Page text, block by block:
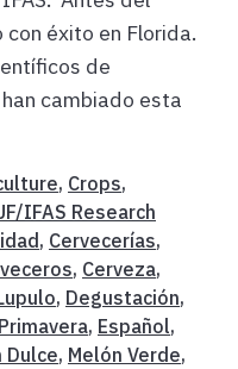
éxito en Florida.
de
cambiado esta
, Crops,
IFAS Research
, Cervecerías,
, Cerveza,
, Degustación,
, Español,
Dulce, Melón Verde,